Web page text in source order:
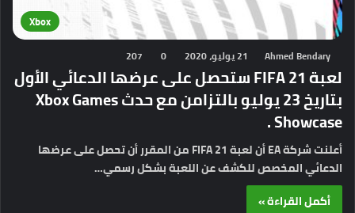
Xbox
Ahmed Bendary 21 يوليو، 2020 0
207
لعبة FIFA 21 ستحصل على عرضها الدعائي الأول
بتاريخ 23 يوليو بالتزامن مع حدث Xbox Games
Showcase .
أعلنت شركة EA أن لعبة FIFA 21 من المقرر أن تحصل على عرضها
الدعائي المخصص للكشف عن اللعبة بشكل رسمي…
أكمل القراءة »